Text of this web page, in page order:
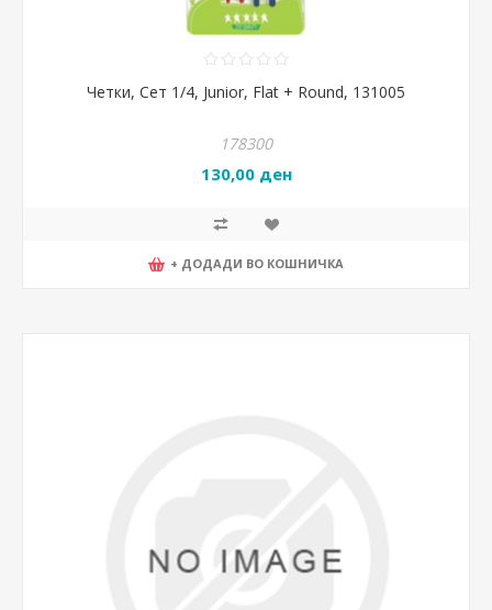
Четки, Сет 1/4, Junior, Flat + Round, 131005
178300
130,00 ден
+ ДОДАДИ ВО КОШНИЧКА